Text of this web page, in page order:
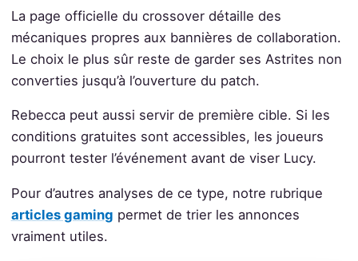
La page officielle du crossover détaille des
mécaniques propres aux bannières de collaboration.
Le choix le plus sûr reste de garder ses Astrites non
converties jusqu’à l’ouverture du patch.
Rebecca peut aussi servir de première cible. Si les
conditions gratuites sont accessibles, les joueurs
pourront tester l’événement avant de viser Lucy.
Pour d’autres analyses de ce type, notre rubrique
articles gaming permet de trier les annonces
vraiment utiles.